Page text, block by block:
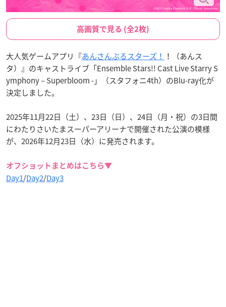
高画質で見る (全2枚)
大人気ゲームアプリ『あんさんぶるスターズ！ ！（あんス
タ）』のキャストライブ「Ensemble Stars!! Cast Live Starry S
ymphony – Superbloom -」（スタフォニ4th）のBlu-ray化が
決定しました。
2025年11月22日（土）、23日（日）、24日（月・祝）の3日間
にわたりさいたまスーパーアリーナで開催された公演の模様
が、2026年12月23日（水）に発売されます。
オフショットまとめはこちら▼
Day1/Day2/Day3